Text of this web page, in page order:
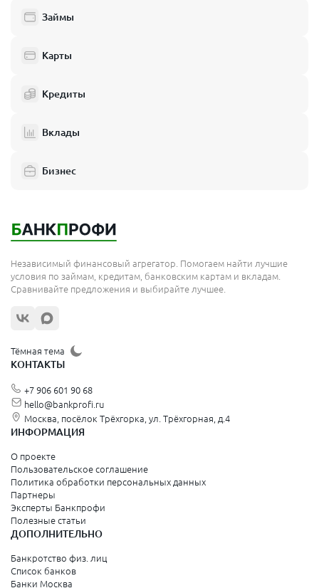
Балашиха
Одинцово
Электросталь
Реутов
Подольск
Королёв
Сергиев Посад
Орехово-Зуево
Щёлково
Видное
Зеленоград
Санкт-Петербург и Ленинградская область
Колпино
Санкт-Петербург
Краснодарский край
Займы
Карты
Кредиты
Вклады
Бизнес
Независимый финансовый агрегатор. Помогаем найти лучшие
условия по займам, кредитам, банковским картам и вкладам.
Сравнивайте предложения и выбирайте лучшее.
Тёмная тема
КОНТАКТЫ
+7 906 601 90 68
hello@bankprofi.ru
Москва, посёлок Трёхгорка, ул. Трёхгорная, д.4
ИНФОРМАЦИЯ
О проекте
Пользовательское соглашение
Политика обработки персональных данных
Партнеры
Эксперты Банкпрофи
Полезные статьи
ДОПОЛНИТЕЛЬНО
Банкротство физ. лиц
Список банков
Банки Москва